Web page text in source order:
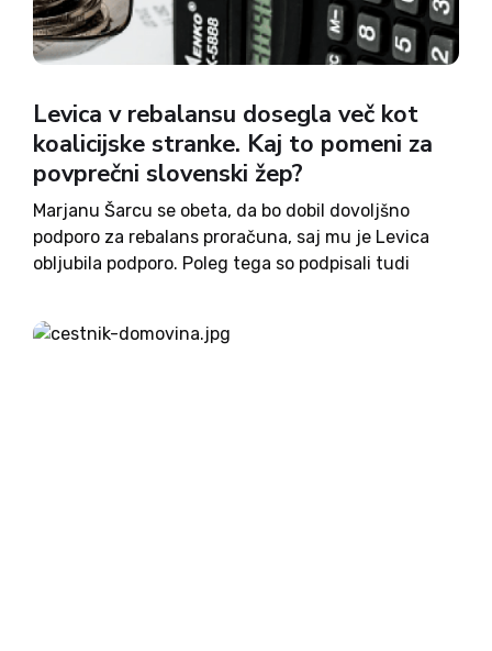
Levica v rebalansu dosegla več kot
koalicijske stranke. Kaj to pomeni za
povprečni slovenski žep?
Marjanu Šarcu se obeta, da bo dobil dovoljšno
podporo za rebalans proračuna, saj mu je Levica
obljubila podporo. Poleg tega so podpisali tudi
odbora za finance je Luka Mesec sporočil, da se je
svet...